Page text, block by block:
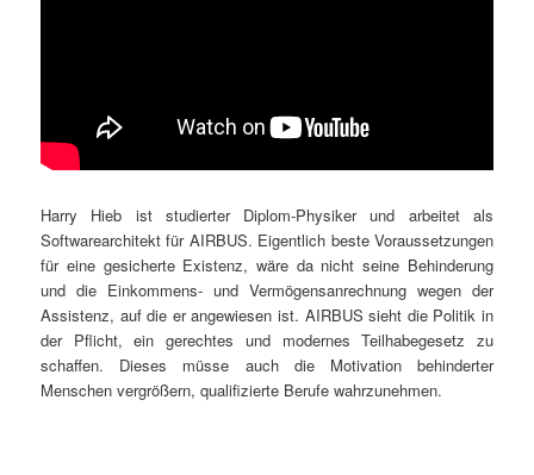
Harry Hieb ist studierter Diplom-Physiker und arbeitet als
Softwarearchitekt für AIRBUS. Eigentlich beste Voraussetzungen
für eine gesicherte Existenz, wäre da nicht seine Behinderung
und die Einkommens- und Vermögensanrechnung wegen der
Assistenz, auf die er angewiesen ist. AIRBUS sieht die Politik in
der Pflicht, ein gerechtes und modernes Teilhabegesetz zu
schaffen. Dieses müsse auch die Motivation behinderter
Menschen vergrößern, qualifizierte Berufe wahrzunehmen.